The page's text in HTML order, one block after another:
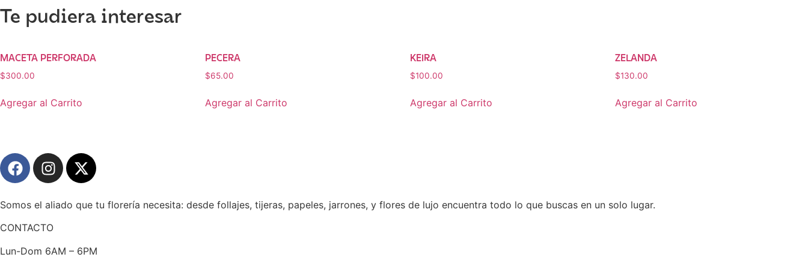
Te pudiera interesar
MACETA PERFORADA
$300.00
Agregar al Carrito
PECERA
$65.00
Agregar al Carrito
KEIRA
$100.00
Agregar al Carrito
ZELANDA
$130.00
Agregar al Carrito
Somos el aliado que tu florería necesita: desde follajes, tijeras, papeles, jarrones, y flores de lujo encuentra todo lo que buscas en un solo lugar.
CONTACTO
Lun-Dom 6AM – 6PM